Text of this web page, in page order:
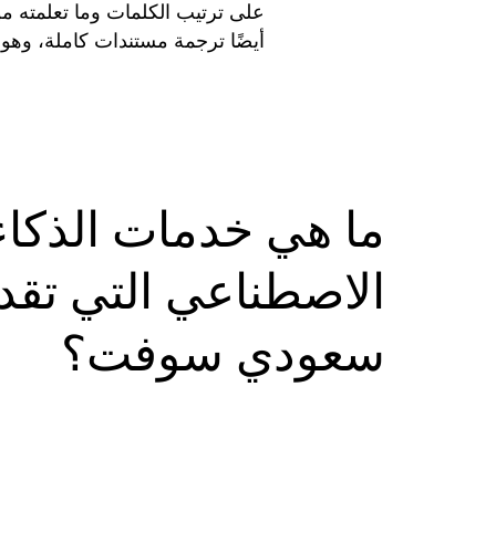
الأسئلة:تقديم وذات
على ترتيب الكلمات وما تعلمته
أيضًا ترجمة مستندات كاملة، وهو
ما هي خدمات
الاصطناعي التي
سعودي سوفت؟